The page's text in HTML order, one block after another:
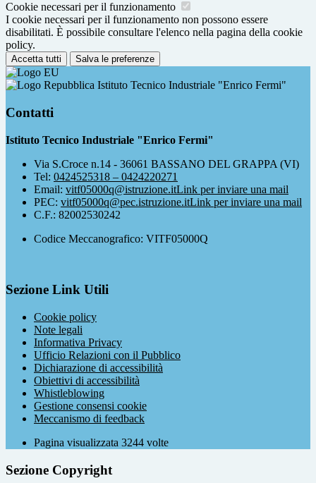
Cookie necessari per il funzionamento
I cookie necessari per il funzionamento non possono essere
disabilitati. È possibile consultare l'elenco nella pagina della cookie
policy.
Accetta tutti Salva le preferenze
Istituto Tecnico Industriale "Enrico Fermi"
Contatti
Istituto Tecnico Industriale "Enrico Fermi"
Via S.Croce n.14 - 36061 BASSANO DEL GRAPPA (VI)
Tel: 0424525318 – 0424220271
Email: vitf05000q@istruzione.itLink per inviare una mail
PEC: vitf05000q@pec.istruzione.itLink per inviare una mail
C.F.: 82002530242
Codice Meccanografico: VITF05000Q
Sezione Link Utili
Cookie policy
Note legali
Informativa Privacy
Ufficio Relazioni con il Pubblico
Dichiarazione di accessibilità
Obiettivi di accessibilità
Whistleblowing
Gestione consensi cookie
Meccanismo di feedback
Pagina visualizzata 3244 volte
Sezione Copyright